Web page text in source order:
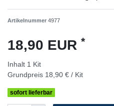
Artikelnummer 4977
18,90 EUR *
Inhalt 1 Kit
Grundpreis 18,90 € / Kit
sofort lieferbar